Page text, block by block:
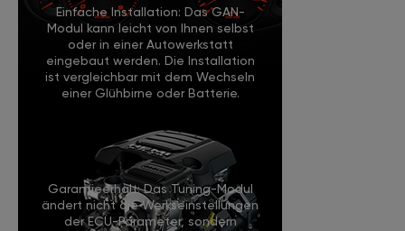
Einfache Installation: Das GAN-
Modul kann leicht von Ihnen selbst
oder in einer Autowerkstatt
eingebaut werden. Die Installation
ist vergleichbar mit dem Wechseln
einer Glühbirne oder Batterie.
Garantieerhalt: Das Tuning-Modul
ändert nicht die Werkseinstellungen
der ECU-Parameter, sondern